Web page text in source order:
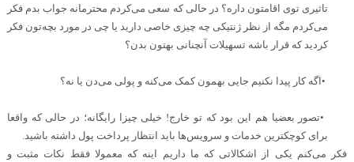
تاثیری توی اقامتون داره؟ در حالی که سعی می‌کردم محترمانه جواب بدم فکر
می‌کردم مگه از نظر ژنتیکی چه چیزی خاصی دارید یا چی در مورد بچه‌تون فکر
کردید که قرار باشه تسهیلات آنچنانی بهتون بدن؟
•اگه کار پیدا نکنیم جایی بهمون کمک می‌کنه و پولی می‌دن یا نه؟
•تصور بعضیا هم این بود که تو خارج! خیلی چیزا رایگانه؛ در حالی که واقعا
برای کوچکترین خدمات و سرویس‌ها باید انتظار پرداخت پول داشته باشید.
فکر می‌کنم یکی از اشکالاتی که ما داریم اینه که معمولا فقط نکات مثبت و